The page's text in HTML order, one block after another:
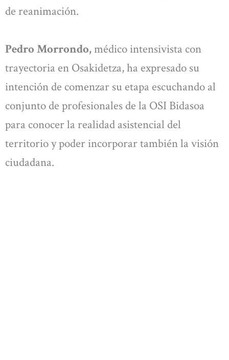
de reanimación.
Pedro Morrondo,médico intensivista con
trayectoria en Osakidetza, ha expresado su
intención de comenzar su etapa escuchando al
conjunto de profesionales de la OSI Bidasoa
para conocer la realidad asistencial del
territorio y poder incorporar también la visión
ciudadana.